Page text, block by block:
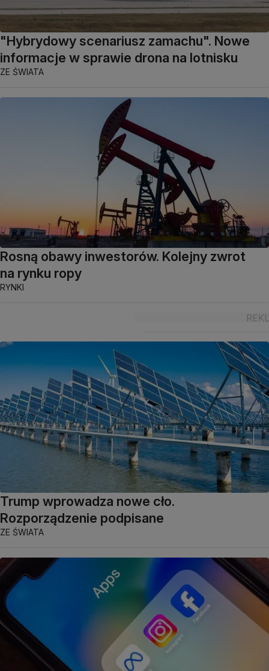
"Hybrydowy scenariusz zamachu". Nowe
informacje w sprawie drona na lotnisku
ZE ŚWIATA
Rosną obawy inwestorów. Kolejny zwrot
na rynku ropy
RYNKI
Trump wprowadza nowe cło.
Rozporządzenie podpisane
ZE ŚWIATA